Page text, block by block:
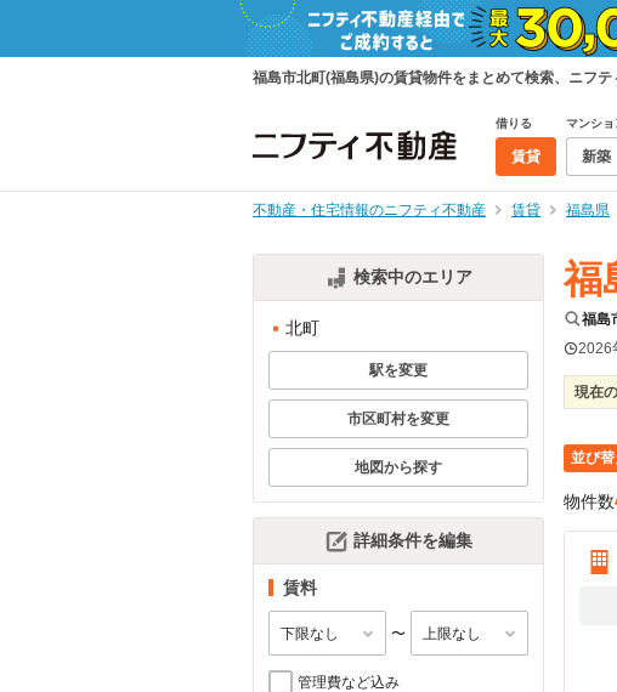
福島市北町(福島県)の賃貸物件をまとめて検索、ニフ
借りる
賃貸
マンショ
新築
不動産・住宅情報のニフティ不動産 賃貸 福島県
検索中のエリア
北町
駅を変更
市区町村を変更
地図から探す
詳細条件を編集
賃料
〜
管理費など込み
福
福島
2026
現在
並び替
物件数